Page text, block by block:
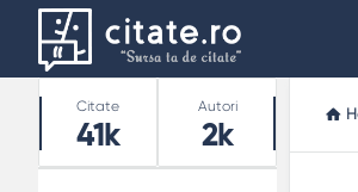
Stats
Citate
41k
Autori
2k